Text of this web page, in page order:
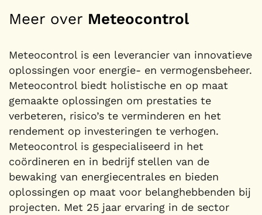
Meer over Meteocontrol
Meteocontrol is een leverancier van innovatieve
oplossingen voor energie- en vermogensbeheer.
Meteocontrol biedt holistische en op maat
gemaakte oplossingen om prestaties te
verbeteren, risico’s te verminderen en het
rendement op investeringen te verhogen.
Meteocontrol is gespecialiseerd in het
coördineren en in bedrijf stellen van de
bewaking van energiecentrales en bieden
oplossingen op maat voor belanghebbenden bij
projecten. Met 25 jaar ervaring in de sector